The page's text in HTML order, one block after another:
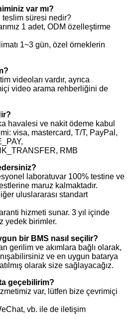
var mı?
süresi nedir?
1 adet, ODM özelleştirme
1~3 gün, özel örneklerin
videoları vardır, ayrıca
video arama rehberliğini de
havalesi ve nakit ödeme kabul
visa, mastercard, T/T, PayPal,
RMB
laboratuvar 100% testine ve
maruz kalmaktadır.
uluslararası standart
hizmeti sunar. 3 yıl içinde
yedek birimler.
bir BMS nasıl seçilir?
gerilim ve akımlara bağlı olarak,
ve en uygun batarya
olarak size sağlayacağız.
geçebilirim?
var, lütfen bize çevrimiçi
vb. ile de iletişim